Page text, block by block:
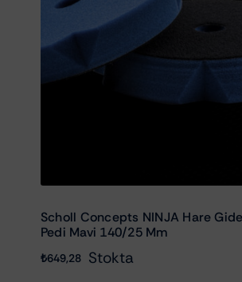
Scholl Concepts NINJA Hare
Pedi Mavi 140/25 Mm
₺649,28 Stokta